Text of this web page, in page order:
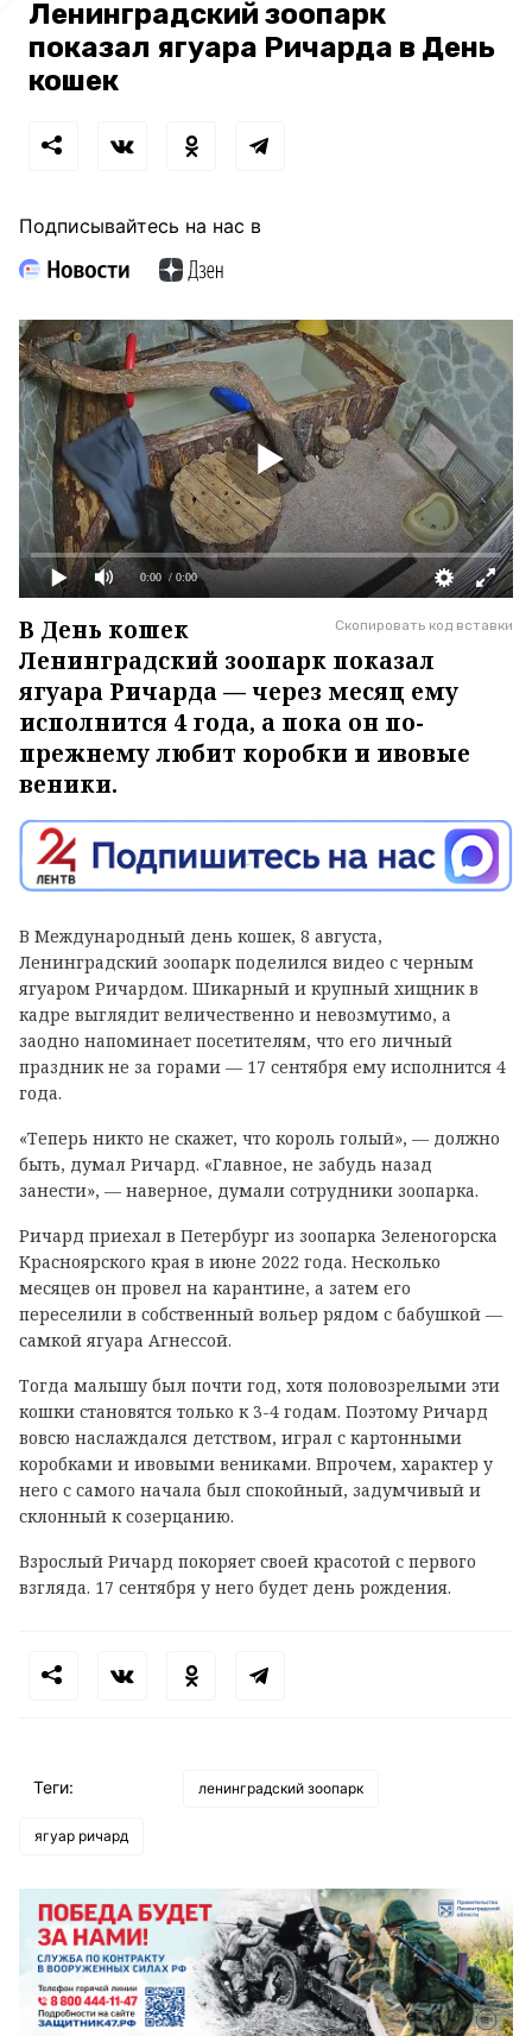
Ленинградский зоопарк
показал ягуара Ричарда в День
кошек
Подписывайтесь на нас в
0:00 / 0:00
Скопировать код вставки
В День кошек
Ленинградский зоопарк показал
ягуара Ричарда — через месяц ему
исполнится 4 года, а пока он по-
прежнему любит коробки и ивовые
веники.
В Международный день кошек, 8 августа,
Ленинградский зоопарк поделился видео с черным
ягуаром Ричардом. Шикарный и крупный хищник в
кадре выглядит величественно и невозмутимо, а
заодно напоминает посетителям, что его личный
праздник не за горами — 17 сентября ему исполнится 4
года.
«Теперь никто не скажет, что король голый», — должно
быть, думал Ричард. «Главное, не забудь назад
занести», — наверное, думали сотрудники зоопарка.
Ричард приехал в Петербург из зоопарка Зеленогорска
Красноярского края в июне 2022 года. Несколько
месяцев он провел на карантине, а затем его
переселили в собственный вольер рядом с бабушкой —
самкой ягуара Агнессой.
Тогда малышу был почти год, хотя половозрелыми эти
кошки становятся только к 3-4 годам. Поэтому Ричард
вовсю наслаждался детством, играл с картонными
коробками и ивовыми вениками. Впрочем, характер у
него с самого начала был спокойный, задумчивый и
склонный к созерцанию.
Взрослый Ричард покоряет своей красотой с первого
взгляда. 17 сентября у него будет день рождения.
Теги: ленинградский зоопарк
ягуар ричард